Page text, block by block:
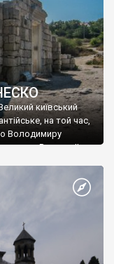
київський
на той час,
Володимиру
Василю ІІ, та
християнином.
Таврійського